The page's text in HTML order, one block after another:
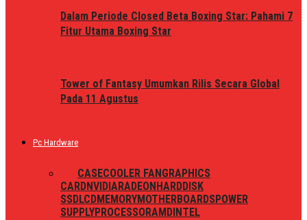
Dalam Periode Closed Beta Boxing Star: Pahami 7
Fitur Utama Boxing Star
Tower of Fantasy Umumkan Rilis Secara Global
Pada 11 Agustus
Pc Hardware
CASECOOLER FAN GRAPHICS
CARDNVIDIARADEON HARDDISK
SSDLCDMEMORYMOTHERBOARDSPOWER
SUPPLYPROCESSORAMD INTEL